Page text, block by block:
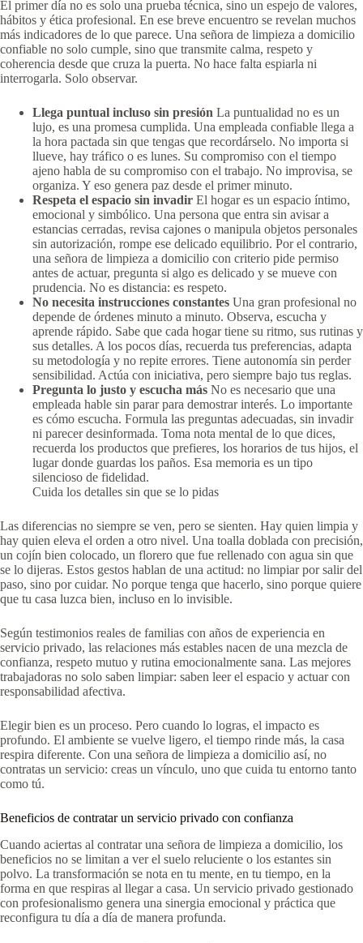
El primer día no es solo una prueba técnica, sino un espejo de valores,
hábitos y ética profesional. En ese breve encuentro se revelan muchos
más indicadores de lo que parece. Una señora de limpieza a domicilio
confiable no solo cumple, sino que transmite calma, respeto y
coherencia desde que cruza la puerta. No hace falta espiarla ni
interrogarla. Solo observar.
Llega puntual incluso sin presión La puntualidad no es un
lujo, es una promesa cumplida. Una empleada confiable llega a
la hora pactada sin que tengas que recordárselo. No importa si
llueve, hay tráfico o es lunes. Su compromiso con el tiempo
ajeno habla de su compromiso con el trabajo. No improvisa, se
organiza. Y eso genera paz desde el primer minuto.
Respeta el espacio sin invadir El hogar es un espacio íntimo,
emocional y simbólico. Una persona que entra sin avisar a
estancias cerradas, revisa cajones o manipula objetos personales
sin autorización, rompe ese delicado equilibrio. Por el contrario,
una señora de limpieza a domicilio con criterio pide permiso
antes de actuar, pregunta si algo es delicado y se mueve con
prudencia. No es distancia: es respeto.
No necesita instrucciones constantes Una gran profesional no
depende de órdenes minuto a minuto. Observa, escucha y
aprende rápido. Sabe que cada hogar tiene su ritmo, sus rutinas y
sus detalles. A los pocos días, recuerda tus preferencias, adapta
su metodología y no repite errores. Tiene autonomía sin perder
sensibilidad. Actúa con iniciativa, pero siempre bajo tus reglas.
Pregunta lo justo y escucha más No es necesario que una
empleada hable sin parar para demostrar interés. Lo importante
es cómo escucha. Formula las preguntas adecuadas, sin invadir
ni parecer desinformada. Toma nota mental de lo que dices,
recuerda los productos que prefieres, los horarios de tus hijos, el
lugar donde guardas los paños. Esa memoria es un tipo
silencioso de fidelidad.
Cuida los detalles sin que se lo pidas
Las diferencias no siempre se ven, pero se sienten. Hay quien limpia y
hay quien eleva el orden a otro nivel. Una toalla doblada con precisión,
un cojín bien colocado, un florero que fue rellenado con agua sin que
se lo dijeras. Estos gestos hablan de una actitud: no limpiar por salir del
paso, sino por cuidar. No porque tenga que hacerlo, sino porque quiere
que tu casa luzca bien, incluso en lo invisible.
Según testimonios reales de familias con años de experiencia en
servicio privado, las relaciones más estables nacen de una mezcla de
confianza, respeto mutuo y rutina emocionalmente sana. Las mejores
trabajadoras no solo saben limpiar: saben leer el espacio y actuar con
responsabilidad afectiva.
Elegir bien es un proceso. Pero cuando lo logras, el impacto es
profundo. El ambiente se vuelve ligero, el tiempo rinde más, la casa
respira diferente. Con una señora de limpieza a domicilio así, no
contratas un servicio: creas un vínculo, uno que cuida tu entorno tanto
como tú.
Beneficios de contratar un servicio privado con confianza
Cuando aciertas al contratar una señora de limpieza a domicilio, los
beneficios no se limitan a ver el suelo reluciente o los estantes sin
polvo. La transformación se nota en tu mente, en tu tiempo, en la
forma en que respiras al llegar a casa. Un servicio privado gestionado
con profesionalismo genera una sinergia emocional y práctica que
reconfigura tu día a día de manera profunda.